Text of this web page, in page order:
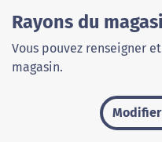
Rayons du
Vous pouvez renseigner
magasin.